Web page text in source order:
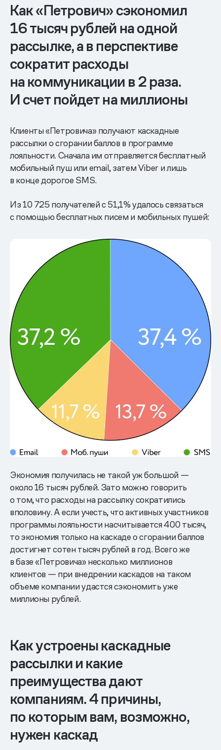
Как «Петрович» сэкономил
16 тысяч рублей на одной
рассылке, а в перспективе
сократит расходы
на коммуникации в 2 раза.
И счет пойдет на миллионы
Клиенты «Петровича» получают каскадные
рассылки о сгорании баллов в программе
лояльности. Сначала им отправляется бесплатный
мобильный пуш или email, затем Viber и лишь
в конце дорогое SMS.
Из 10 725 получателей с 51,1% удалось связаться
с помощью бесплатных писем и мобильных пушей:
Экономия получилась не такой уж большой —
около 16 тысяч рублей. Зато можно говорить
о том, что расходы на рассылку сократились
вполовину. А если учесть, что активных участников
программы лояльности насчитывается 400 тысяч,
то экономия только на каскаде о сгорании баллов
достигнет сотен тысяч рублей в год. Всего же
в базе «Петровича» несколько миллионов
клиентов — при внедрении каскадов на таком
объеме компании удастся сэкономить уже
миллионы рублей.
Как устроены каскадные
рассылки и какие
преимущества дают
компаниям. 4 причины,
по которым вам, возможно,
нужен каскад